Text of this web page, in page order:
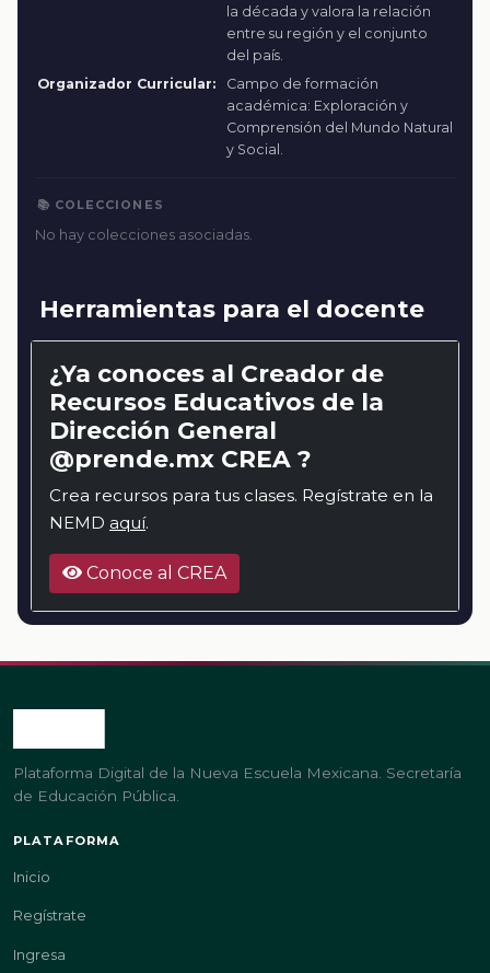
la década y valora la relación
entre su región y el conjunto
del país.
Organizador Curricular:
Campo de formación
académica: Exploración y
Comprensión del Mundo Natural
y Social.
📚 COLECCIONES
No hay colecciones asociadas.
Herramientas para el docente
¿Ya conoces al Creador de
Recursos Educativos de la
Dirección General
@prende.mx CREA ?
Crea recursos para tus clases. Regístrate en la
NEMD aquí.
Conoce al CREA
Plataforma Digital de la Nueva Escuela Mexicana. Secretaría
de Educación Pública.
PLATAFORMA
Inicio
Regístrate
Ingresa